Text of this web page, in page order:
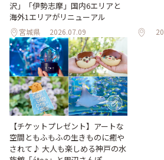
沢」「伊勢志摩」国内6エリアと
海外1エリアがリニューアル
宮城県 2026.07.09
【チケットプレゼント】アートな
空間ともふもふの生きものに癒や
されて♪ 大人も楽しめる神戸の水